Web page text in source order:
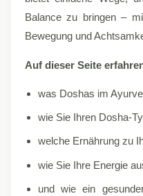
Balance zu bringen –
Bewegung und
Auf dieser Seite
was Doshas im
wie Sie Ihren Dosha-
welche Ernährung zu
wie Sie Ihre Energie
und wie ein